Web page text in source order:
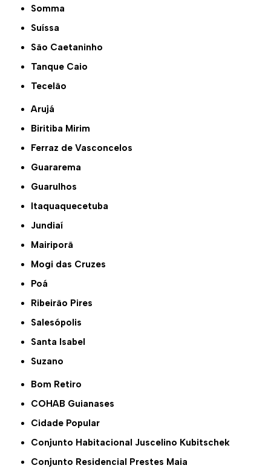
Somma
Suíssa
São Caetaninho
Tanque Caio
Tecelão
Arujá
Biritiba Mirim
Ferraz de Vasconcelos
Guararema
Guarulhos
Itaquaquecetuba
Jundiaí
Mairiporã
Mogi das Cruzes
Poá
Ribeirão Pires
Salesópolis
Santa Isabel
Suzano
Bom Retiro
COHAB Guianases
Cidade Popular
Conjunto Habitacional Juscelino Kubitschek
Conjunto Residencial Prestes Maia